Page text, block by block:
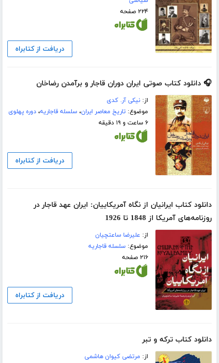
۲۲۴ صفحه
دریافت از کتابراه
🎧 دانلود کتاب صوتی ایران دوران قاجار و برآمدن رضاخان
از:نیکی آر. کدی
موضوع:تاریخ معاصر ایران،سلسله قاجاریه،دوره پهلوی
۶ ساعت و ۱۹ دقیقه
دریافت از کتابراه
دانلود کتاب ایرانیان از نگاه آمریکاییان: ایران عهد قاجار در
روزنامه‌های آمریکا از 1848 تا 1926
از: علیرضا ساعتچیان
موضوع:سلسله قاجاریه
۲۱۶ صفحه
دریافت از کتابراه
دانلود کتاب ترکه و تبر
از: مرتضی کیوان هاشمی